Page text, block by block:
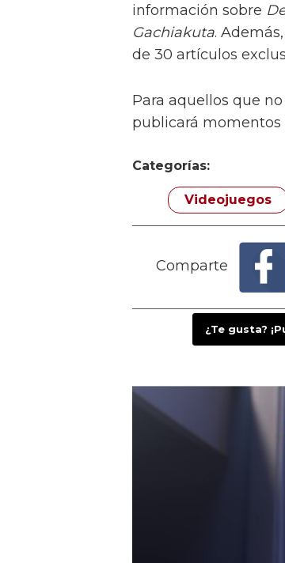
información sobre
Gachiakuta.
de 30 artículos
Para aquellos que
publicará momentos
Categorías:
Videojuegos
Comparte
¿Te gusta?